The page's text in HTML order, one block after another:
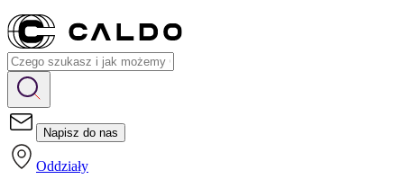
Napisz do nas
Oddziały